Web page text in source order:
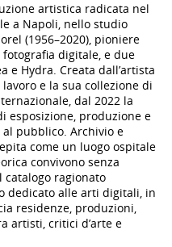
artistica radicata nel
a Napoli, nello studio
(1956–2020), pioniere
digitale, e due
e Hydra. Creata dall’artista
e la sua collezione di
dal 2022 la
esposizione, produzione e
pubblico. Archivio e
come un luogo ospitale
convivono senza
ragionato
dedicato alle arti digitali, in
residenze, produzioni,
artisti, critici d’arte e